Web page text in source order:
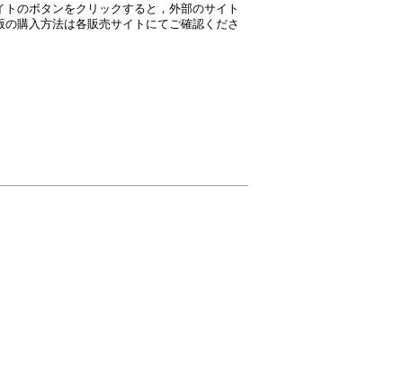
のボタンをクリックすると，外部のサイト
購入方法は各販売サイトにてご確認くださ